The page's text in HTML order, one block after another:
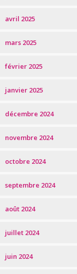
avril 2025
mars 2025
février 2025
janvier 2025
décembre 2024
novembre 2024
octobre 2024
septembre 2024
août 2024
juillet 2024
juin 2024